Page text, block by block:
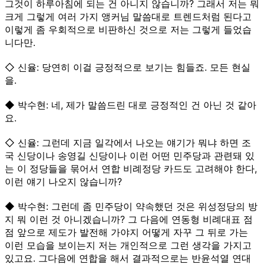
그것이 하루아침에 되는 건 아니지 않습니까? 그래서 저는 뭐
크게 그렇게 여러 가지 앵커님 말씀대로 트렌드처럼 된다고
이렇게 좀 우회적으로 비판하신 것으로 저는 그렇게 들었습
니다만.
◇ 신율: 당연히 이걸 긍정적으로 보기는 힘들죠. 모든 현실
을.
◆ 박수현: 네, 제가 말씀드린 대로 긍정적인 건 아닌 것 같아
요.
◇ 신율: 그런데 지금 일각에서 나오는 얘기가 뭐냐 하면 조
국 신당이나 송영길 신당이나 이런 어떤 민주당과 관련돼 있
는 이 정당들을 묶어서 연합 비례정당 카드도 고려해야 한다,
이런 얘기 나오지 않습니까?
◆ 박수현: 그런데 좀 민주당이 약속했던 것은 위성정당의 방
지 뭐 이런 것 아니겠습니까? 그 다음에 연동형 비례대표 점
점 앞으로 제도가 발전해 가야지 어떻게 자꾸 그 뒤로 가는
이런 모습을 보이는지 저는 개인적으로 그런 생각을 가지고
있고요. 그다음에 연합을 해서 결과적으로는 반윤석열 연대